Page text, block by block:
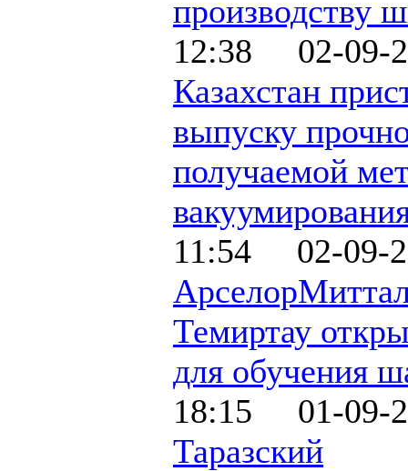
производству
12:38 02-09-
Казахстан
выпуску
получаемой
11:54 02-09-
Темиртау
для обучения
18:15 01-09-
Таразский